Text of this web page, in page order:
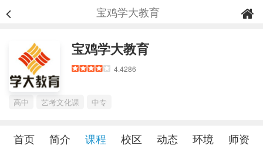
宝鸡学大教育
宝鸡学大教育
4.4286
高中 艺考文化课 中专
首页 简介 课程 校区 动态 环境 师资